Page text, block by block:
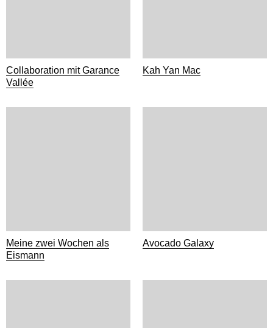
Collaboration mit Garance
Vallée
Kah Yan Mac
Meine zwei Wochen als
Eismann
Avocado Galaxy